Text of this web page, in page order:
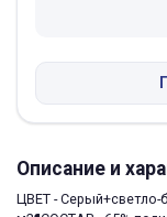
Описание и
ЦВЕТ - Серый+светло-